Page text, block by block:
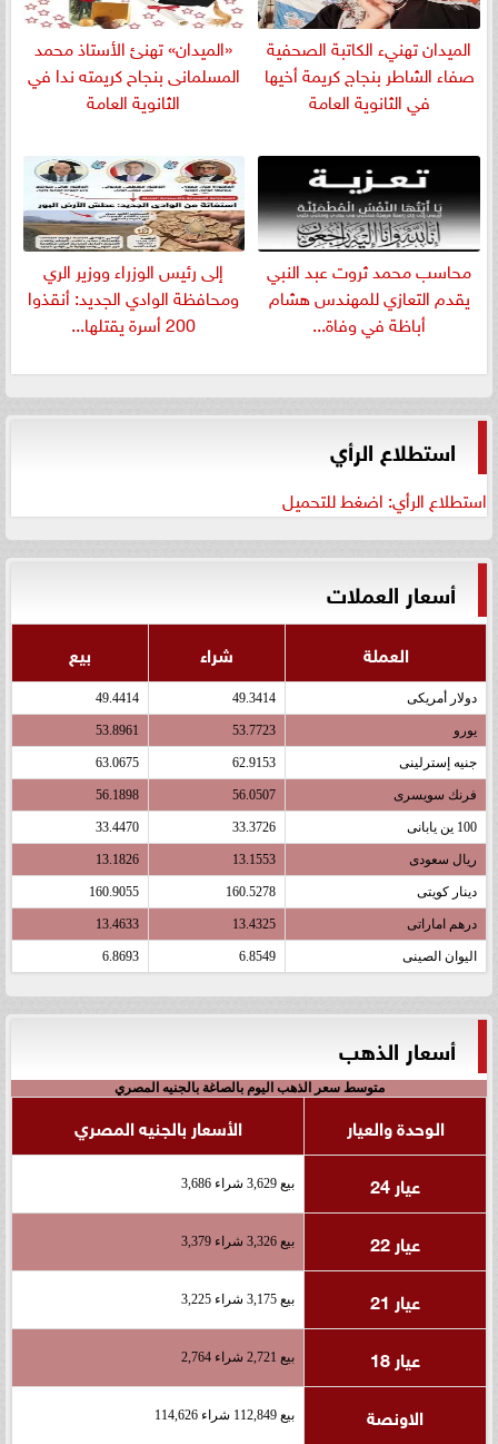
الميدان تهنيء الكاتبة الصحفية
صفاء الشاطر بنجاج كريمة أخيها
في الثانوية العامة
«الميدان» تهنئ الأستاذ محمد
المسلمانى بنجاح كريمته ندا في
الثانوية العامة
​محاسب محمد ثروت عبد النبي
يقدم التعازي للمهندس هشام
أباظة في وفاة...
إلى رئيس الوزراء ووزير الري
ومحافظة الوادي الجديد: أنقذوا
200 أسرة يقتلها...
استطلاع الرأي
استطلاع الرأي: اضغط للتحميل
أسعار العملات
العملة شراء بيع
دولار أمريكى 49.3414
49.4414
يورو 53.7723
53.8961
جنيه إسترلينى 62.9153
63.0675
فرنك سويسرى 56.0507
56.1898
100 ين يابانى 33.3726
33.4470
ريال سعودى 13.1553
13.1826
دينار كويتى 160.5278
160.9055
درهم اماراتى 13.4325
13.4633
اليوان الصينى 6.8549
6.8693
أسعار الذهب
متوسط سعر الذهب اليوم بالصاغة بالجنيه المصري
الوحدة والعيار
الأسعار بالجنيه المصري
عيار 24
بيع 3,629 شراء 3,686
عيار 22 بيع 3,326 شراء 3,379
عيار 21 بيع 3,175 شراء 3,225
عيار 18 بيع 2,721 شراء 2,764
الاونصة بيع 112,849 شراء 114,626